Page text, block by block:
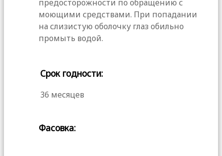
предосторожности по обращению с
моющими средствами. При попадании
на слизистую оболочку глаз обильно
промыть водой.
Срок годности:
36 месяцев
Фасовка: